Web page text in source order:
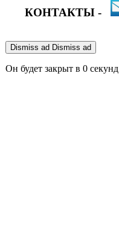
КОНТАКТЫ -
Dismiss ad Dismiss ad
Он будет закрыт в 0 секунд